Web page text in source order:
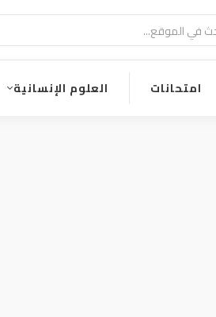
امتحانات العلوم الإنسانية